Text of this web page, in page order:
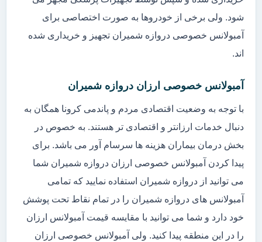
شود. ولی برخی از خودروها به صورت اختصاصی برای
آمبولانس خصوصی دروازه شمیران تجهیز و خریداری شده
اند.
آمبولانس خصوصی ارزان دروازه شمیران
با توجه به وضعیت اقتصادی مردم و پاندمی کرونا همگان به
دنبال خدمات ارزانتر و اقتصادی تر هستند. به خصوص در
بخش درمان بیماران هزینه ها سرسام آور می باشد. برای
پیدا کردن آمبولانس خصوصی ارزان دروازه شمیران شما
می توانید از دروازه شمیران استفاده نمایید که تمامی
آمبولانس های دروازه شمیران را در تمام نقاط تحت پوشش
خود دارد و شما می توانید با مقایسه قیمت آمبولانس ارزان
را در این منطقه پیدا کنید. ولی آمبولانس خصوصی ارزان